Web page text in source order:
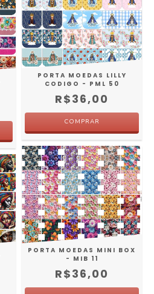
PORTA MOEDAS LILLY
CODIGO - PML 50
R$36,00
PORTA MOEDAS MINI BOX
- MIB 11
R$36,00